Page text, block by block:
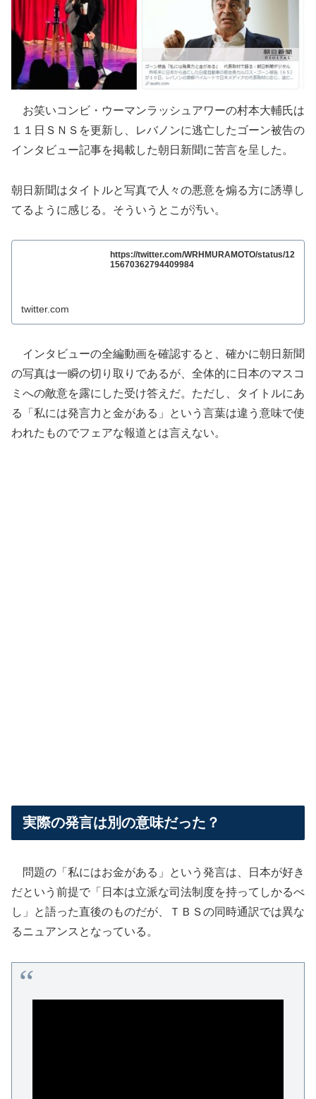
お笑いコンビ・ウーマンラッシュアワーの村本大輔氏は
１１日ＳＮＳを更新し、レバノンに逃亡したゴーン被告の
インタビュー記事を掲載した朝日新聞に苦言を呈した。
朝日新聞はタイトルと写真で人々の悪意を煽る方に誘導し
てるように感じる。そういうとこが汚い。
https://twitter.com/WRHMURAMOTO/status/12
15670362794409984
twitter.com
インタビューの全編動画を確認すると、確かに朝日新聞
の写真は一瞬の切り取りであるが、全体的に日本のマスコ
ミへの敵意を露にした受け答えだ。ただし、タイトルにあ
る「私には発言力と金がある」という言葉は違う意味で使
われたものでフェアな報道とは言えない。
実際の発言は別の意味だった？
問題の「私にはお金がある」という発言は、日本が好き
だという前提で「日本は立派な司法制度を持ってしかるべ
し」と語った直後のものだが、ＴＢＳの同時通訳では異な
るニュアンスとなっている。